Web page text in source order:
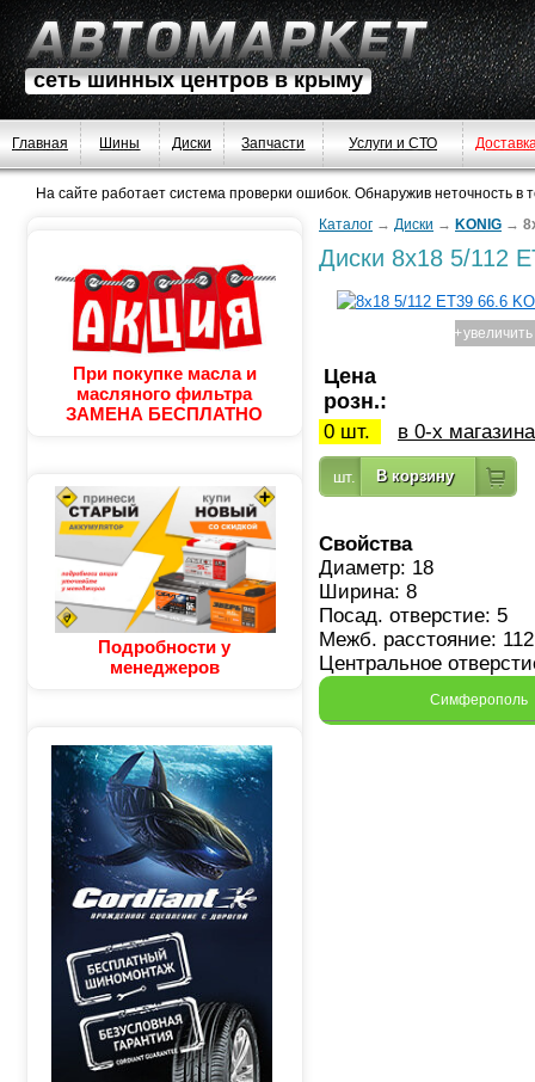
сеть шинных центров в крыму
Главная Шины Диски Запчасти Услуги и СТО
На сайте работает система проверки ошибок. Обнаружив неточность в
При покупке масла и
масляного фильтра
ЗАМЕНА БЕСПЛАТНО
Подробности у
менеджеров
Каталог → Диски → KONIG →
Диски 8x18 5/112
+увеличить
Цена
розн.:
0 шт. в 0-х
Свойства
Диаметр: 18
Ширина: 8
Посад. отверстие: 5
Межб. расстояние: 112
Центральное
Симферополь